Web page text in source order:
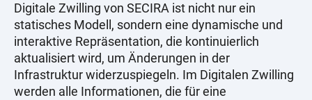
Digitale Zwilling von SECIRA ist nicht nur ein
statisches Modell, sondern eine dynamische und
interaktive Repräsentation, die kontinuierlich
aktualisiert wird, um Änderungen in der
Infrastruktur widerzuspiegeln. Im Digitalen Zwilling
werden alle Informationen, die für eine